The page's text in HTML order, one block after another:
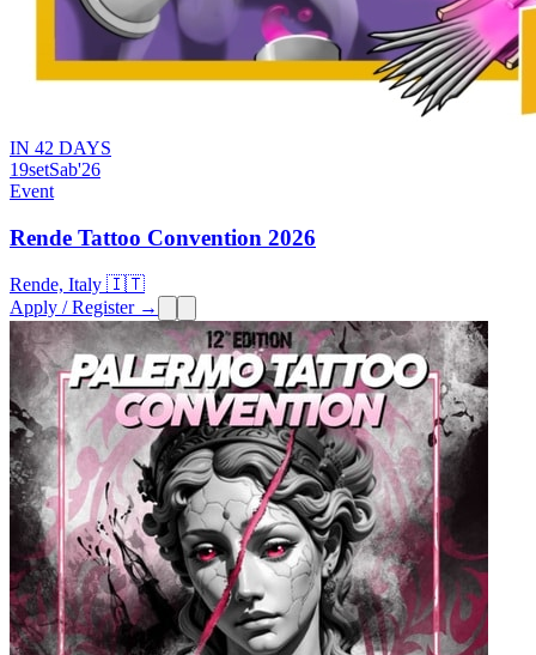
IN 42 DAYS
19setSab'26
Event
Rende Tattoo Convention 2026
Rende, Italy 🇮🇹
Apply / Register →